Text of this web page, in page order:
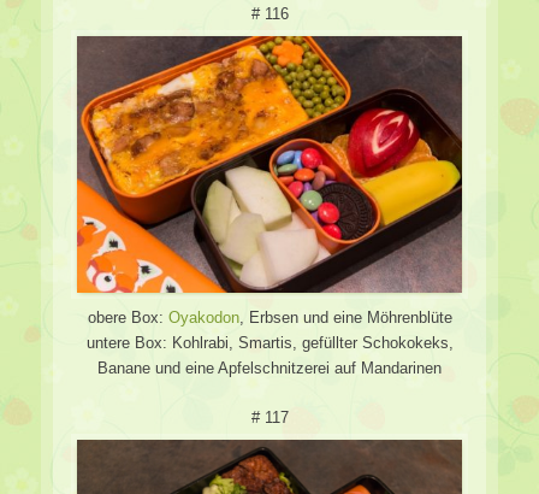
# 116
obere Box: Oyakodon, Erbsen und eine Möhrenblüte
untere Box: Kohlrabi, Smartis, gefüllter Schokokeks,
Banane und eine Apfelschnitzerei auf Mandarinen
# 117